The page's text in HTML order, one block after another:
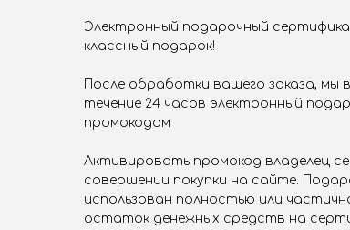
Электронный подарочный
классный подарок!
После обработки вашего заказа, мы
течение 24 часов электронный
промокодом
Активировать промокод владелец
совершении покупки на сайте.
использован полностью или
остаток денежных средств на